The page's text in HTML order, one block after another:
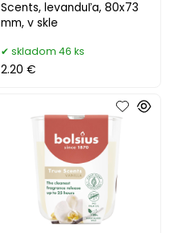
Scents, levanduľa, 80x73
mm, v skle
skladom 46 ks
2.20 €